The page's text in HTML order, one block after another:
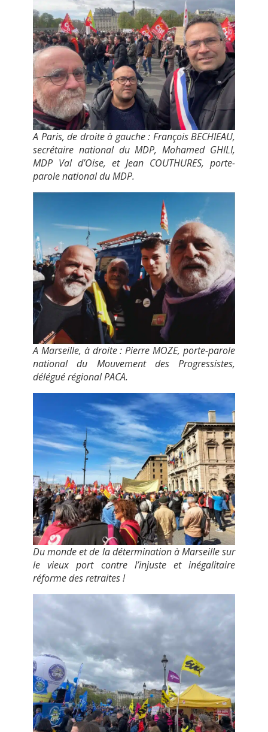
A Paris, de droite à gauche : François BECHIEAU,
secrétaire national du MDP, Mohamed GHILI,
MDP Val d’Oise, et Jean COUTHURES, porte-
parole national du MDP.
A Marseille, à droite : Pierre MOZE, porte-parole
national du Mouvement des Progressistes,
délégué régional PACA.
Du monde et de la détermination à Marseille sur
le vieux port contre l’injuste et inégalitaire
réforme des retraites !